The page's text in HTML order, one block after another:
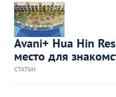
Avani+ Hua Hin
место для
СТАТЬИ